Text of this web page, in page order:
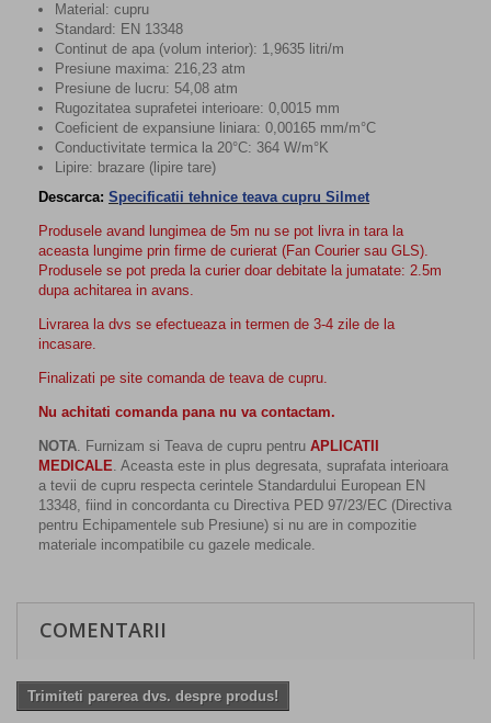
Material: cupru
Standard: EN 13348
Continut de apa (volum interior): 1,9635 litri/m
Presiune maxima: 216,23 atm
Presiune de lucru: 54,08 atm
Rugozitatea suprafetei interioare: 0,0015 mm
Coeficient de expansiune liniara: 0,00165 mm/m°C
Conductivitate termica la 20°C: 364 W/m°K
Lipire: brazare (lipire tare)
Descarca: Specificatii tehnice teava cupru Silmet
Produsele avand lungimea de 5m nu se pot livra in tara la
aceasta lungime prin firme de curierat (Fan Courier sau GLS).
Produsele se pot preda la curier doar debitate la jumatate: 2.5m
dupa achitarea in avans.
Livrarea la dvs se efectueaza in termen de 3-4 zile de la
incasare.
Finalizati pe site comanda de teava de cupru.
Nu achitati comanda pana nu va contactam.
NOTA. Furnizam si Teava de cupru pentru APLICATII
MEDICALE. Aceasta este in plus degresata, suprafata interioara
a tevii de cupru respecta cerintele Standardului European EN
13348, fiind in concordanta cu Directiva PED 97/23/EC (Directiva
pentru Echipamentele sub Presiune) si nu are in compozitie
materiale incompatibile cu gazele medicale.
COMENTARII
Trimiteti parerea dvs. despre produs!